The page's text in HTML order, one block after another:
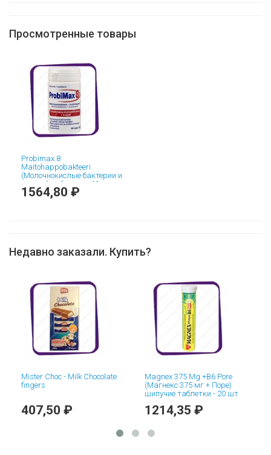
Просмотренные товары
Probimax 8
Maitohappobakteeri
(Молочнокислые бактерии и
инулин) таблетки - 60 шт
1564,80 ₽
Недавно заказали. Купить?
Mister Choc - Milk Chocolate
fingers
407,50 ₽
Magnex 375 Mg +B6 Pore
(Магнекс 375 мг + Поре)
шипучие таблетки - 20 шт
1214,35 ₽